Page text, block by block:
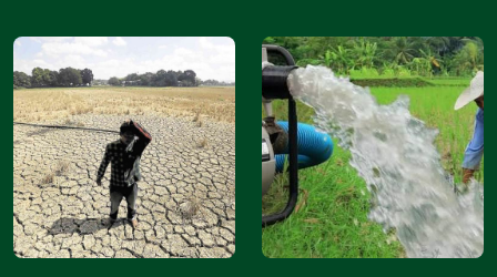
ដោយគិតចាប់ពីថ្ងៃទី១ ខែមេសា
ឆ្នាំ២០២៦ ដល់ថ្ងៃទី៣១ ខែមីនា
ឆ្នាំ២០២៧។ នៅក្នុងឆ្នាំហិរញ្ញ
វត្ថុ២០២៦-២០២៧ ប្រទេសភូមា
បានកំណត់គោលដៅនាំចេញ
អង្ករឱ្យបាន១,៨លានតោន និង
ចុងអង្ករចំនួន១,២លានតោន
តាមផ្លូវសមុទ្រ និងច្រក
តំណាងដោយលោក លី លាង
បានចុះកិច្ចសន្យាកសិកម្មស្តីពីការ
ផលិតនិងផ្គត់ផ្គង់ស្រូវសែន
ក្រអូប រវាងក្រុមផលិតស្រូវស្រុក
ថ្មគោល តំណាងដោយលោកស្រី
ប៊ី សុខា និងក្រុមផលិតស្រូវស្រុក
បវេល តំណាងដោយលោក ចៅ
ធី។ កិច្ចសន្យានេះត្រូវបានធ្វើ